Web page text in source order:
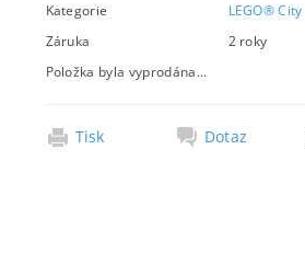
Kategorie
LEGO® City
Záruka
2 roky
Položka byla vyprodána...
Tisk Dotaz